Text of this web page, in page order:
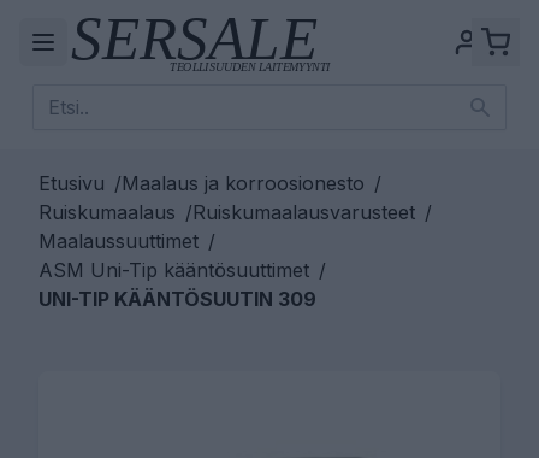
Etusivu /Maalaus ja korroosionesto /
Ruiskumaalaus /Ruiskumaalausvarusteet /
Maalaussuuttimet /
ASM Uni-Tip kääntösuuttimet /
UNI-TIP KÄÄNTÖSUUTIN 309